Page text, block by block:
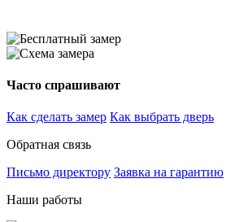
Часто спрашивают
Как сделать замер Как выбрать дверь
Обратная связь
Письмо директору Заявка на гарантию
Наши работы